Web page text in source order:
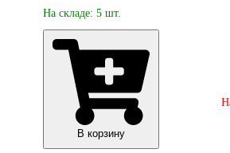
На складе: 5 шт.
В корзину